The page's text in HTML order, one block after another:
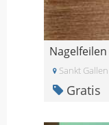
Nagelfeilen
Sankt Gallen
Gratis